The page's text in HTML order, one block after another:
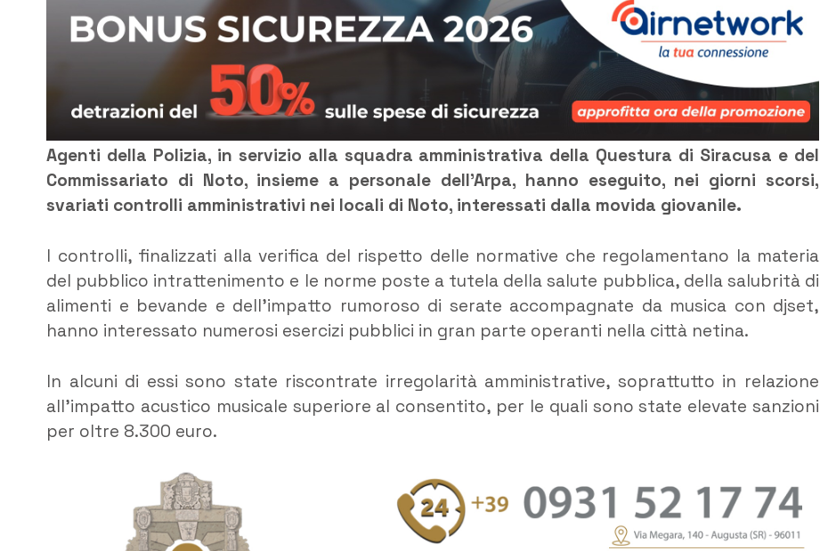
Agenti della Polizia, in servizio alla squadra amministrativa della Questura di Siracusa e del
Commissariato di Noto, insieme a personale dell’Arpa, hanno eseguito, nei giorni scorsi,
svariati controlli amministrativi nei locali di Noto, interessati dalla movida giovanile.
I controlli, finalizzati alla verifica del rispetto delle normative che regolamentano la materia
del pubblico intrattenimento e le norme poste a tutela della salute pubblica, della salubrità di
alimenti e bevande e dell’impatto rumoroso di serate accompagnate da musica con djset,
hanno interessato numerosi esercizi pubblici in gran parte operanti nella città netina.
In alcuni di essi sono state riscontrate irregolarità amministrative, soprattutto in relazione
all’impatto acustico musicale superiore al consentito, per le quali sono state elevate sanzioni
per oltre 8.300 euro.